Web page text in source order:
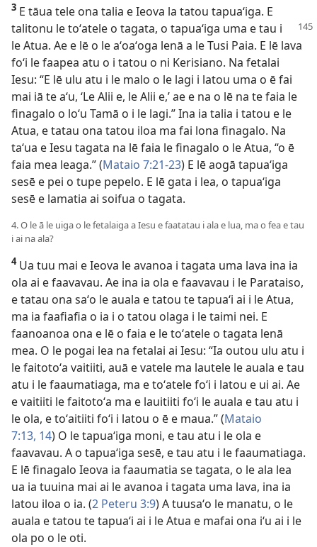
3 E tāua tele ona talia e Ieova la tatou tapuaʻiga. E
talitonu le toʻatele o tagata, o tapuaʻiga uma e tau i
le Atua. Ae e lē o le aʻoaʻoga lenā a le Tusi Paia. E lē lava
foʻi le faapea atu o i tatou o ni Kerisiano. Na fetalai
Iesu: “E lē ulu atu i le malo o le lagi i latou uma o ē fai
mai iā te aʻu, ʻLe Alii e, le Alii e,’ ae e na o lē na te faia le
finagalo o loʻu Tamā o i le lagi.” Ina ia talia i tatou e le
Atua, e tatau ona tatou iloa ma fai lona finagalo. Na
taʻua e Iesu tagata na lē faia le finagalo o le Atua, “o ē
faia mea leaga.” (Mataio 7:21-23) E lē aogā tapuaʻiga
sesē e pei o tupe pepelo. E lē gata i lea, o tapuaʻiga
sesē e lamatia ai soifua o tagata.
4. O le ā le uiga o le fetalaiga a Iesu e faatatau i ala e lua, ma o fea e tau
i ai na ala?
4Ua tuu mai e Ieova le avanoa i tagata uma lava ina ia
ola ai e faavavau. Ae ina ia ola e faavavau i le Parataiso,
e tatau ona saʻo le auala e tatou te tapuaʻi ai i le Atua,
ma ia faafiafia o ia i o tatou olaga i le taimi nei. E
faanoanoa ona e lē o faia e le toʻatele o tagata lenā
mea. O le pogai lea na fetalai ai Iesu: “Ia outou ulu atu i
le faitotoʻa vaitiiti, auā e vatele ma lautele le auala e tau
atu i le faaumatiaga, ma e toʻatele foʻi i latou e ui ai. Ae
e vaitiiti le faitotoʻa ma e lauitiiti foʻi le auala e tau atu i
le ola, e toʻaitiiti foʻi i latou o ē e maua.” (Mataio
7:13, 14) O le tapuaʻiga moni, e tau atu i le ola e
faavavau. A o tapuaʻiga sesē, e tau atu i le faaumatiaga.
E lē finagalo Ieova ia faaumatia se tagata, o le ala lea
ua ia tuuina mai ai le avanoa i tagata uma lava, ina ia
latou iloa o ia. (2 Peteru 3:9) A tuusaʻo le manatu, o le
auala e tatou te tapuaʻi ai i le Atua e mafai ona iʻu ai i le
ola po o le oti.